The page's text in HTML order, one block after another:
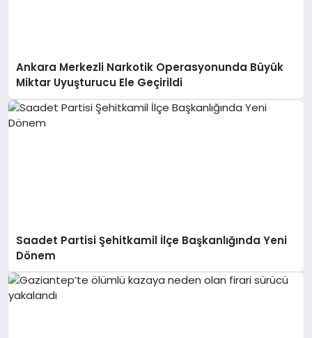
Ankara Merkezli Narkotik Operasyonunda Büyük
Miktar Uyuşturucu Ele Geçirildi
Saadet Partisi Şehitkamil İlçe Başkanlığında Yeni
Dönem